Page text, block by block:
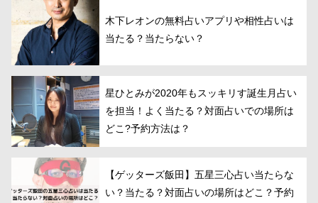
木下レオンの無料占いアプリや相性占いは
当たる？当たらない？
星ひとみが2020年もスッキリす誕生月占い
を担当！よく当たる？対面占いでの場所は
どこ?予約方法は？
【ゲッターズ飯田】五星三心占い当たらな
い？当たる？対面占いの場所はどこ？予約